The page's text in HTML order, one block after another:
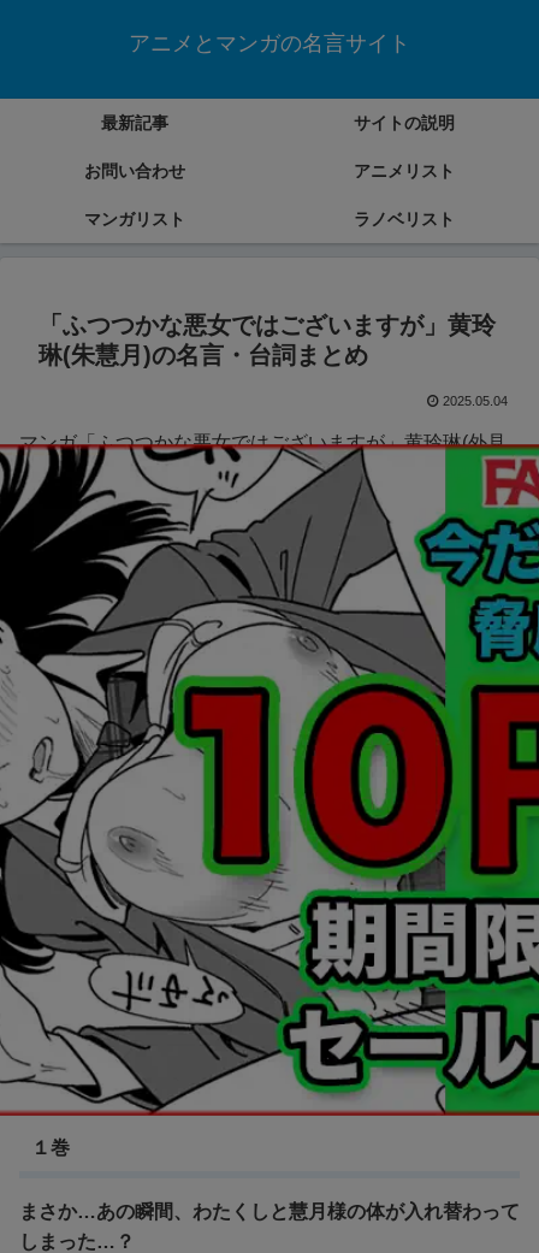
アニメとマンガの名言サイト
最新記事 サイトの説明
お問い合わせ アニメリスト
マンガリスト ラノベリスト
「ふつつかな悪女ではございますが」黄玲
琳(朱慧月)の名言・台詞まとめ
2025.05.04
マンガ「ふつつかな悪女ではございますが」黄玲琳(外見
は朱慧月)の名言・台詞をまとめていきます。
ふつつかな悪女ではございますが
１巻
まさか…あの瞬間、わたくしと慧月様の体が入れ替わって
しまった…？